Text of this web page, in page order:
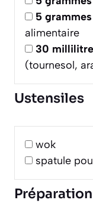
5 grammes
alimentaire
30
(tournesol,
Ustensiles
wok
spatule
Préparation